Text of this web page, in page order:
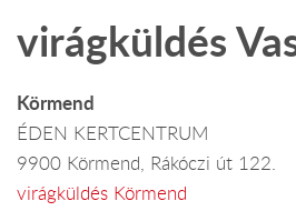
virágküldés
Körmend
ÉDEN KERTCENTRUM
9900 Körmend, Rákóczi út 122.
virágküldés Körmend